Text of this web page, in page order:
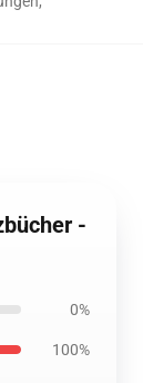
-
0%
100%